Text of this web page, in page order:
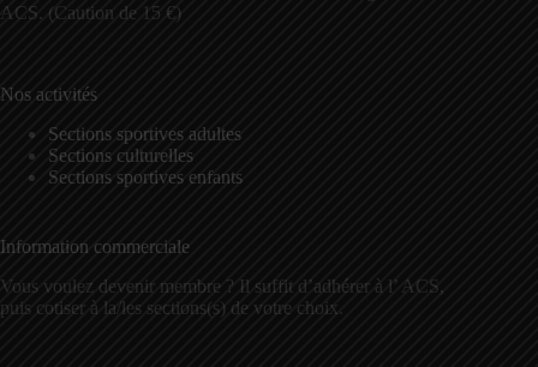
ACS. (Caution de 15 €)
Nos activités
Sections sportives adultes
Sections culturelles
Sections sportives enfants
Information commerciale
Vous voulez devenir membre ? Il suffit d’adhérer à l’ ACS,
puis cotiser à la/les sections(s) de votre choix.